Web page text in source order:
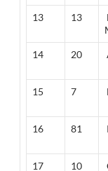
13 13
14 20
15 7
16 81
17 10